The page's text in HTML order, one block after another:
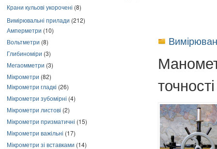
Крани кульові укорочені (8)
Вимірювальні прилади (212)
Амперметри (10)
Вольтметри (8)
Глибиноміри (3)
Мегаомметри (3)
Мікрометри (82)
Мікрометри гладкі (26)
Мікрометри зубомірні (4)
Мікрометри листові (2)
Мікрометри призматичні (15)
Мікрометри важільні (17)
Мікрометри зі вставками (14)